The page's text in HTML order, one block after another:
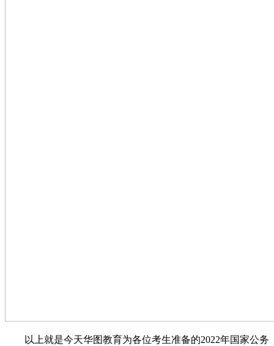
以上就是今天华图教育为各位考生准备的2022年国家公务